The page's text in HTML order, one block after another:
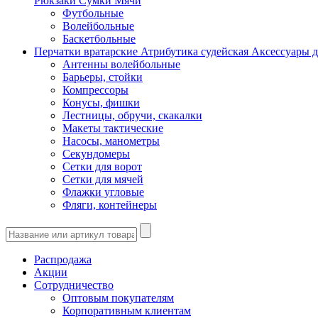
Футбольные
Волейбольные
Баскетбольные
Перчатки вратарские Атрибутика судейская Аксессуары
Антенны волейбольные
Барьеры, стойки
Компрессоры
Конусы, фишки
Лестницы, обручи, скакалки
Макеты тактические
Насосы, манометры
Секундомеры
Сетки для ворот
Сетки для мячей
Флажки угловые
Фляги, контейнеры
Распродажа
Акции
Сотрудничество
Оптовым покупателям
Корпоративным клиентам